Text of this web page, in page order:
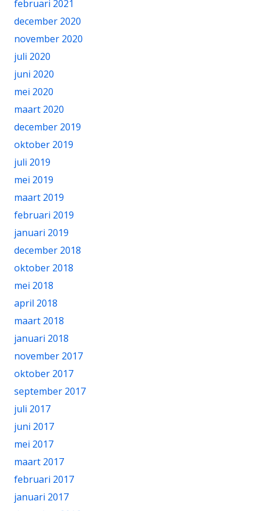
februari 2021
december 2020
november 2020
juli 2020
juni 2020
mei 2020
maart 2020
december 2019
oktober 2019
juli 2019
mei 2019
maart 2019
februari 2019
januari 2019
december 2018
oktober 2018
mei 2018
april 2018
maart 2018
januari 2018
november 2017
oktober 2017
september 2017
juli 2017
juni 2017
mei 2017
maart 2017
februari 2017
januari 2017